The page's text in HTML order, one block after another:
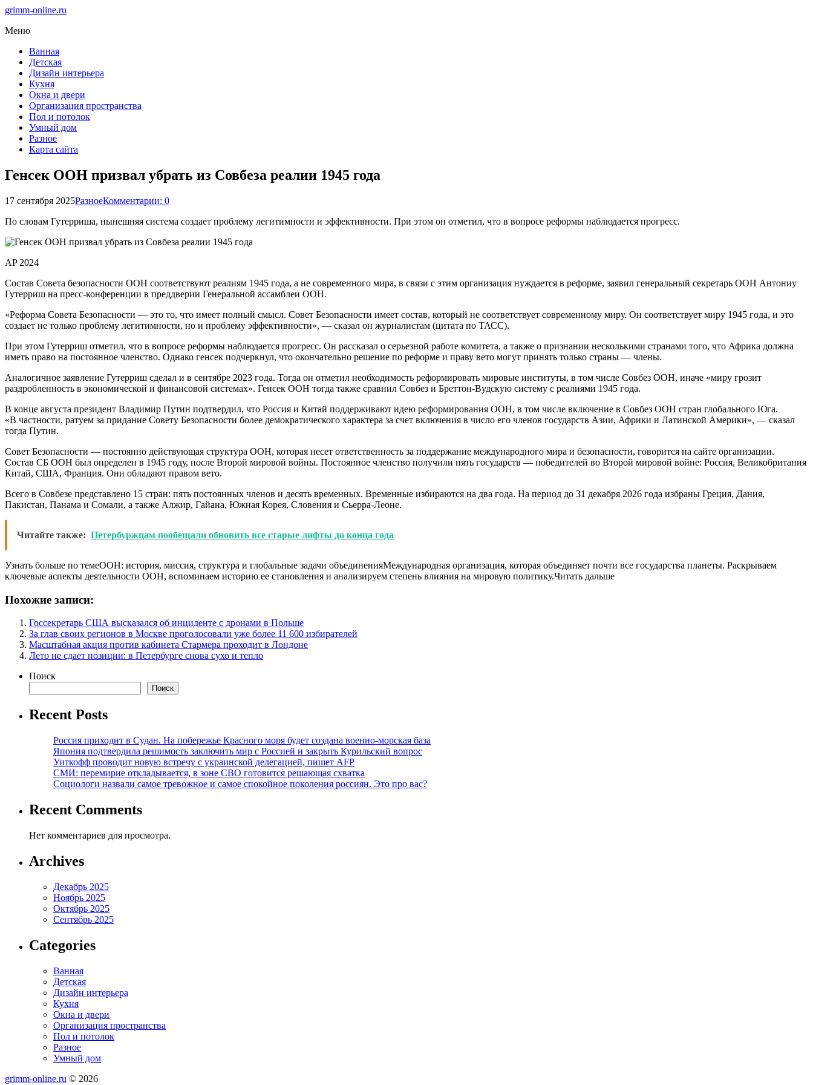
grimm-online.ru
Меню
Ванная
Детская
Дизайн интерьера
Кухня
Окна и двери
Организация пространства
Пол и потолок
Умный дом
Разное
Карта сайта
Генсек ООН призвал убрать из Совбеза реалии 1945 года
17 сентября 2025РазноеКомментарии: 0
По словам Гутерриша, нынешняя система создает проблему легитимности и эффективности. При этом он отметил, что в вопросе реформы наблюдается прогресс.
AP 2024
Состав Совета безопасности ООН соответствуют реалиям 1945 года, а не современного мира, в связи с этим организация нуждается в реформе, заявил генеральный секретарь ООН Антониу
Гутерриш на пресс-конференции в преддверии Генеральной ассамблеи ООН.
«Реформа Совета Безопасности — это то, что имеет полный смысл. Совет Безопасности имеет состав, который не соответствует современному миру. Он соответствует миру 1945 года, и это
создает не только проблему легитимности, но и проблему эффективности», — сказал он журналистам (цитата по ТАСС).
При этом Гутерриш отметил, что в вопросе реформы наблюдается прогресс. Он рассказал о серьезной работе комитета, а также о признании несколькими странами того, что Африка должна
иметь право на постоянное членство. Однако генсек подчеркнул, что окончательно решение по реформе и праву вето могут принять только страны — члены.
Аналогичное заявление Гутерриш сделал и в сентябре 2023 года. Тогда он отметил необходимость реформировать мировые институты, в том числе Совбез ООН, иначе «миру грозит
раздробленность в экономической и финансовой системах». Генсек ООН тогда также сравнил Совбез и Бреттон-Вудскую систему с реалиями 1945 года.
В конце августа президент Владимир Путин подтвердил, что Россия и Китай поддерживают идею реформирования ООН, в том числе включение в Совбез ООН стран глобального Юга.
«В частности, ратуем за придание Совету Безопасности более демократического характера за счет включения в число его членов государств Азии, Африки и Латинской Америки», — сказал
тогда Путин.
Совет Безопасности — постоянно действующая структура ООН, которая несет ответственность за поддержание международного мира и безопасности, говорится на сайте организации.
Состав СБ ООН был определен в 1945 году, после Второй мировой войны. Постоянное членство получили пять государств — победителей во Второй мировой войне: Россия, Великобритания
Китай, США, Франция. Они обладают правом вето.
Всего в Совбезе представлено 15 стран: пять постоянных членов и десять временных. Временные избираются на два года. На период до 31 декабря 2026 года избраны Греция, Дания,
Пакистан, Панама и Сомали, а также Алжир, Гайана, Южная Корея, Словения и Сьерра-Леоне.
Читайте также: Петербуржцам пообещали обновить все старые лифты до конца года
Узнать больше по темеООН: история, миссия, структура и глобальные задачи объединенияМеждународная организация, которая объединяет почти все государства планеты. Раскрываем
ключевые аспекты деятельности ООН, вспоминаем историю ее становления и анализируем степень влияния на мировую политику.Читать дальше
Похожие записи:
Госсекретарь США высказался об инциденте с дронами в Польше
За глав своих регионов в Москве проголосовали уже более 11 600 избирателей
Масштабная акция против кабинета Стармера проходит в Лондоне
Лето не сдает позиции: в Петербурге снова сухо и тепло
Поиск
Поиск
Recent Posts
Россия приходит в Судан. На побережье Красного моря будет создана военно-морская база
Япония подтвердила решимость заключить мир с Россией и закрыть Курильский вопрос
Уиткофф проводит новую встречу с украинской делегацией, пишет AFP
СМИ: перемирие откладывается, в зоне СВО готовится решающая схватка
Социологи назвали самое тревожное и самое спокойное поколения россиян. Это про вас?
Recent Comments
Нет комментариев для просмотра.
Archives
Декабрь 2025
Ноябрь 2025
Октябрь 2025
Сентябрь 2025
Categories
Ванная
Детская
Дизайн интерьера
Кухня
Окна и двери
Организация пространства
Пол и потолок
Разное
Умный дом
grimm-online.ru © 2026